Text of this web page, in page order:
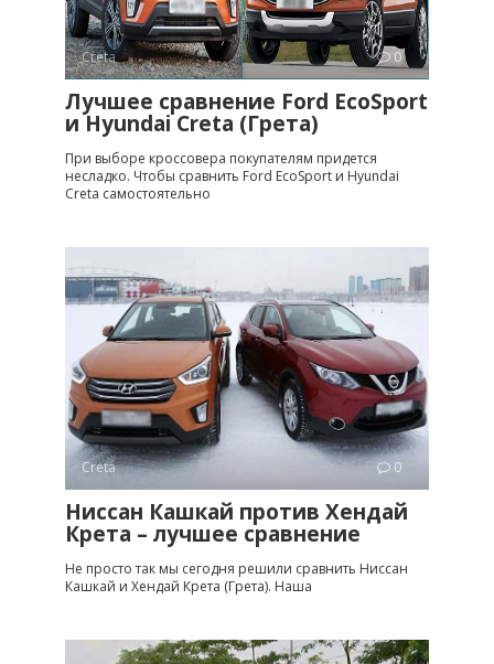
Creta 0
Лучшее сравнение Ford EcoSport
и Hyundai Creta (Грета)
При выборе кроссовера покупателям придется
несладко. Чтобы сравнить Ford EcoSport и Hyundai
Creta самостоятельно
Creta 0
Ниссан Кашкай против Хендай
Крета – лучшее сравнение
Не просто так мы сегодня решили сравнить Ниссан
Кашкай и Хендай Крета (Грета). Наша